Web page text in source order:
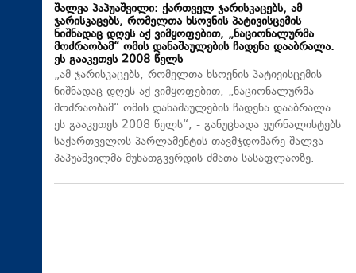
შალვა პაპუაშვილი: ქართველ ჯარისკაცებს, ამ
ჯარისკაცებს, რომელთა ხსოვნის პატივისცემის
ნიშნადაც დღეს აქ ვიმყოფებით, „ნაციონალურმა
მოძრაობამ“ ომის დანაშაულების ჩადენა დააბრალა.
ეს გააკეთეს 2008 წელს
„ამ ჯარისკაცებს, რომელთა ხსოვნის პატივისცემის
ნიშნადაც დღეს აქ ვიმყოფებით, „ნაციონალურმა
მოძრაობამ“ ომის დანაშაულების ჩადენა დააბრალა.
ეს გააკეთეს 2008 წელს“, - განუცხადა ჟურნალისტებს
საქართველოს პარლამენტის თავმჯდომარე შალვა
პაპუაშვილმა მუხათგვერდის ძმათა სასაფლაოზე.